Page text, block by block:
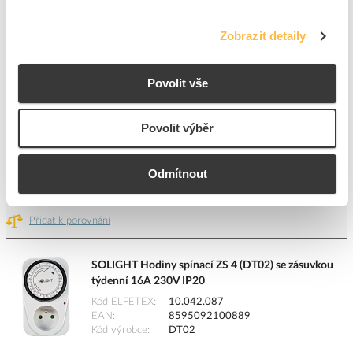
Zobrazit detaily
Povolit vše
Povolit výběr
Odmítnout
11.530.028
Kód výrobce
15369623
ELEKTRODESIGN
Cena s DPH 1 006,51 Kč/ks
ks do košíku
Přidat k porovnání
SOLIGHT Hodiny spínací ZS 4 (DT02) se zásuvkou
týdenní 16A 230V IP20
Kód ELFETEX
10.042.087
EAN
8595092100889
Kód výrobce
DT02